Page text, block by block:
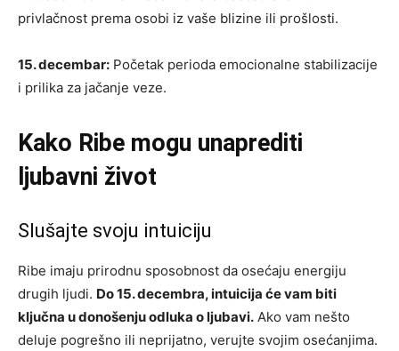
privlačnost prema osobi iz vaše blizine ili prošlosti.
15. decembar: Početak perioda emocionalne stabilizacije
i prilika za jačanje veze.
Kako Ribe mogu unaprediti
ljubavni život
Slušajte svoju intuiciju
Ribe imaju prirodnu sposobnost da osećaju energiju
drugih ljudi. Do 15. decembra, intuicija će vam biti
ključna u donošenju odluka o ljubavi. Ako vam nešto
deluje pogrešno ili neprijatno, verujte svojim osećanjima.